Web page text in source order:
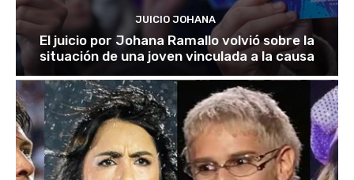
JUICIO JOHANA
El juicio por Johana Ramallo volvió sobre la
situación de una joven vinculada a la causa